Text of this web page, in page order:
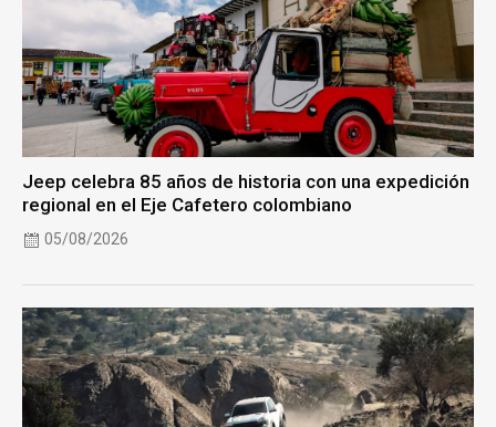
Jeep celebra 85 años de historia con una expedición
regional en el Eje Cafetero colombiano
05/08/2026